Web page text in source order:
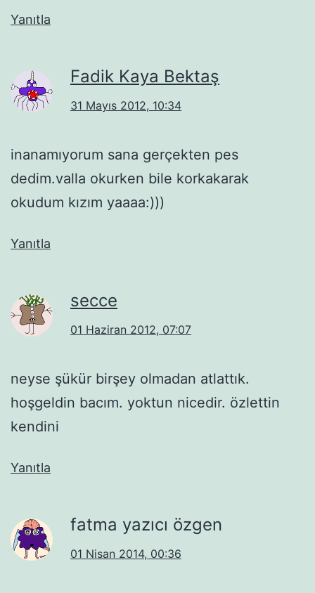
Yanıtla
Fadik Kaya Bektaş
31 Mayıs 2012, 10:34
inanamıyorum sana gerçekten pes
dedim.valla okurken bile korkakarak
okudum kızım yaaaa:)))
Yanıtla
secce
01 Haziran 2012, 07:07
neyse şükür birşey olmadan atlattık.
hoşgeldin bacım. yoktun nicedir. özlettin
kendini
Yanıtla
fatma yazıcı özgen
01 Nisan 2014, 00:36